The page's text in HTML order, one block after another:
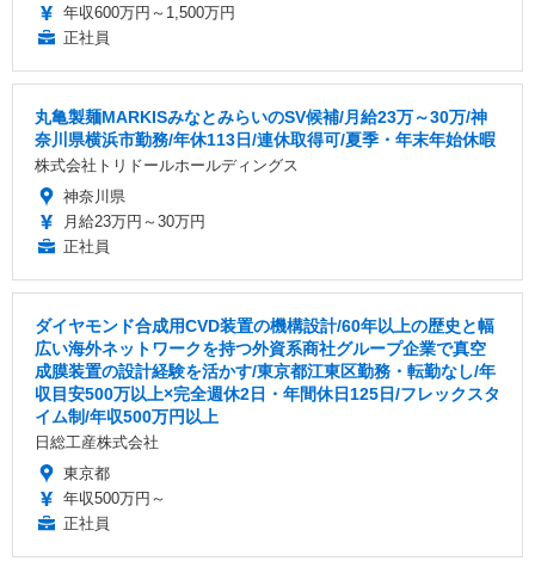
年収600万円～1,500万円
正社員
丸亀製麺MARKISみなとみらいのSV候補/月給23万～30万/神
奈川県横浜市勤務/年休113日/連休取得可/夏季・年末年始休暇
株式会社トリドールホールディングス
神奈川県
月給23万円～30万円
正社員
ダイヤモンド合成用CVD装置の機構設計/60年以上の歴史と幅
広い海外ネットワークを持つ外資系商社グループ企業で真空
成膜装置の設計経験を活かす/東京都江東区勤務・転勤なし/年
収目安500万以上×完全週休2日・年間休日125日/フレックスタ
イム制/年収500万円以上
日総工産株式会社
東京都
年収500万円～
正社員